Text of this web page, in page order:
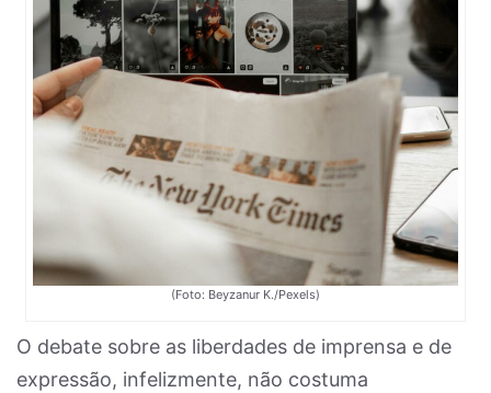
(Foto: Beyzanur K./Pexels)
O debate sobre as liberdades de imprensa e de
expressão, infelizmente, não costuma